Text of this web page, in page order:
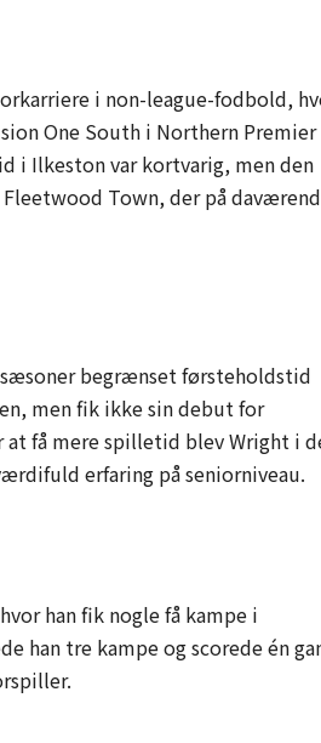
i non-league-fodbold,
One South i Northern Premier
i Ilkeston var kortvarig, men den
Town, der på
begrænset førsteholdstid
men fik ikke sin debut for
få mere spilletid blev Wright i
erfaring på seniorniveau.
han fik nogle få kampe i
han tre kampe og scorede én